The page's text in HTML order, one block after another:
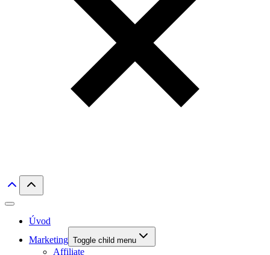
Úvod
Marketing Toggle child menu
Affiliate